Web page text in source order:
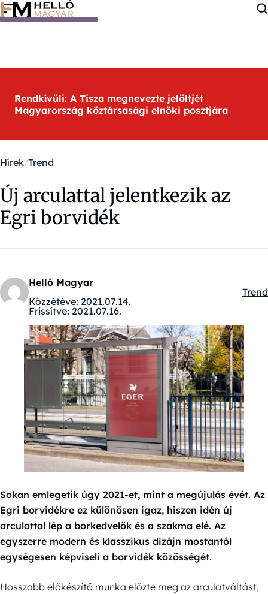
Ugrás a tartalomra
Rendkívüli: A Tisza megnevezte jelöltjét
Magyarország köztársasági elnöki posztjára
Hírek Trend
Új arculattal jelentkezik az
Egri borvidék
Helló Magyar
Közzétéve: 2021.07.14.
Frissítve: 2021.07.16.
Trend
Sokan emlegetik úgy 2021-et, mint a megújulás évét. Az
Egri borvidékre ez különösen igaz, hiszen idén új
arculattal lép a borkedvelők és a szakma elé. Az
egyszerre modern és klasszikus dizájn mostantól
egységesen képviseli a borvidék közösségét.
Hosszabb előkészítő munka előzte meg az arculatváltást,